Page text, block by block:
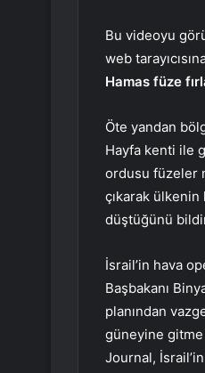
Bu videoyu
web
Hamas füze
Öte yandan
Hayfa kenti ile
ordusu füzeler
çıkarak
düştüğünü
İsrail’in hava
Başbakanı
planından
güneyine gitme
Journal,